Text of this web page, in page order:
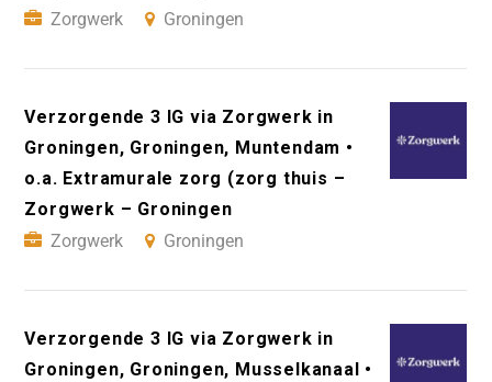
Zorgwerk
Groningen
Verzorgende 3 IG via Zorgwerk in
Groningen, Groningen, Muntendam •
o.a. Extramurale zorg (zorg thuis –
Zorgwerk – Groningen
Zorgwerk
Groningen
Verzorgende 3 IG via Zorgwerk in
Groningen, Groningen, Musselkanaal •